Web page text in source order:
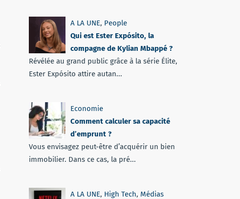
A LA UNE, People
Qui est Ester Expósito, la
compagne de Kylian Mbappé ?
Révélée au grand public grâce à la série Élite,
Ester Expósito attire autan...
Economie
Comment calculer sa capacité
d’emprunt ?
Vous envisagez peut-être d’acquérir un bien
immobilier. Dans ce cas, la pré...
A LA UNE, High Tech, Médias